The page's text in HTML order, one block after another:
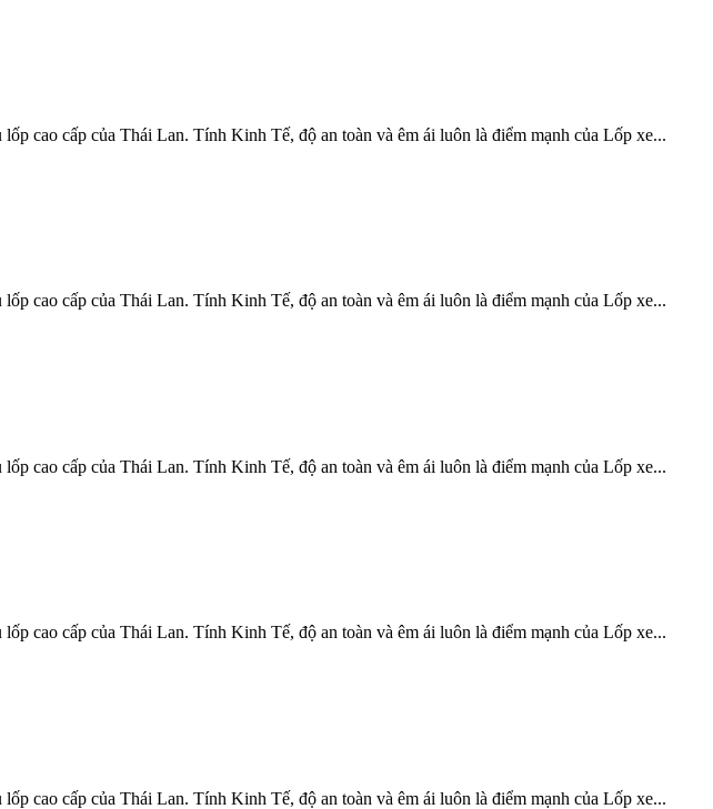
cao cấp của Thái Lan. Tính Kinh Tế, độ an toàn và êm ái luôn là điểm mạnh của Lốp xe...
cao cấp của Thái Lan. Tính Kinh Tế, độ an toàn và êm ái luôn là điểm mạnh của Lốp xe...
cao cấp của Thái Lan. Tính Kinh Tế, độ an toàn và êm ái luôn là điểm mạnh của Lốp xe...
cao cấp của Thái Lan. Tính Kinh Tế, độ an toàn và êm ái luôn là điểm mạnh của Lốp xe...
cao cấp của Thái Lan. Tính Kinh Tế, độ an toàn và êm ái luôn là điểm mạnh của Lốp xe...